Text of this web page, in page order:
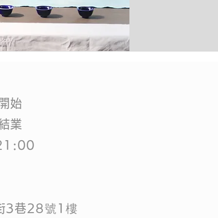
始
業
3巷28號1樓